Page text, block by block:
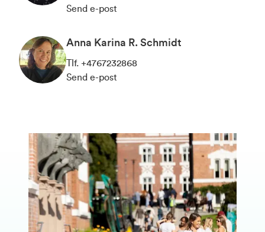
Send e-post
Anna Karina R. Schmidt
Tlf. +4767232868
Send e-post